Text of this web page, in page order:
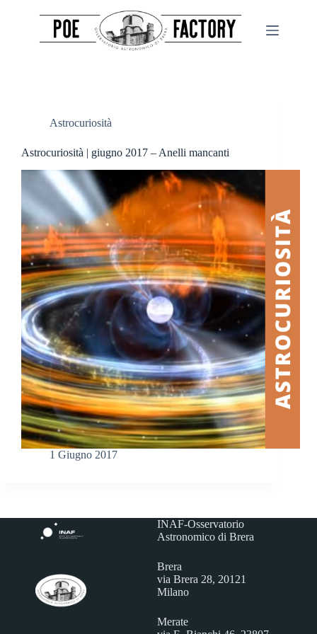
Astrocuriosità
Astrocuriosità | giugno 2017 – Anelli mancanti
1 Giugno 2017
INAF-Osservatorio
Astronomico di Brera
Brera
via Brera 28, 20121
Milano
Merate